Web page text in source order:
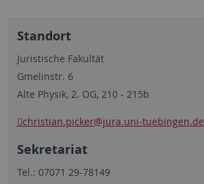
Standort
Juristische Fakultät
Gmelinstr. 6
Alte Physik, 2. OG, 210 - 215b
christian.picker@jura.uni-tuebingen.de
Sekretariat
Tel.: 07071 29-78149